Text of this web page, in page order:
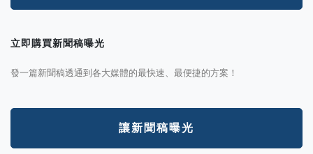
立即購買新聞稿曝光
發一篇新聞稿透通到各大媒體的最快速、最便捷的方案！
讓新聞稿曝光